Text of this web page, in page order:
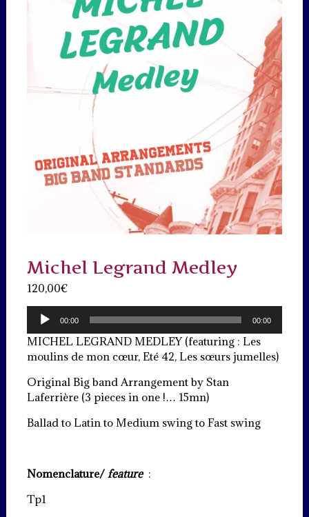
Michel Legrand Medley
120,00€
Lecteur
audio
00:00 00:00
MICHEL LEGRAND MEDLEY (featuring : Les
moulins de mon cœur, Eté 42, Les sœurs jumelles)
Original Big band Arrangement by Stan
Laferrière (3 pieces in one !… 15mn)
Ballad to Latin to Medium swing to Fast swing
Nomenclature/ feature :
Tp1